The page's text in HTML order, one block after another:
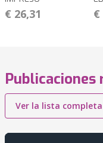
€ 26,31 €
Publicaciones
Ver la lista completa